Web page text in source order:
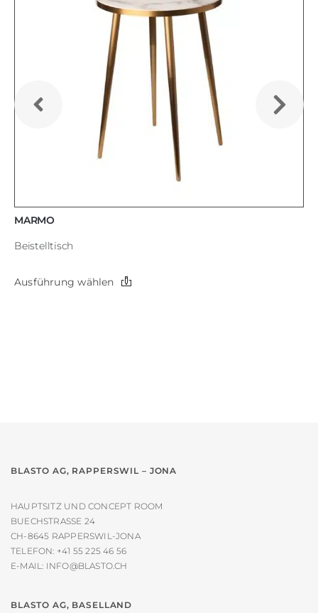
MARMO
Beistelltisch
Ausführung wählen
Dieses
BLASTO AG, RAPPERSWIL – JONA
HAUPTSITZ UND CONCEPT ROOM
BUECHSTRASSE 24
CH-8645 RAPPERSWIL-JONA
TELEFON: +41 55 225 46 56
E-MAIL: INFO@BLASTO.CH
BLASTO AG, BASELLAND